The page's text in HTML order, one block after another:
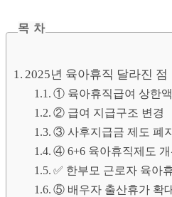
목 차
2025년 육아휴직 달라진 점
① 육아휴직급여 상한
② 급여 지급구조 변경
③ 사후지급금 제도 폐지
④ 6+6 육아휴직제도 개
✅ 한부모 근로자 육아
⑤ 배우자 출산휴가 확